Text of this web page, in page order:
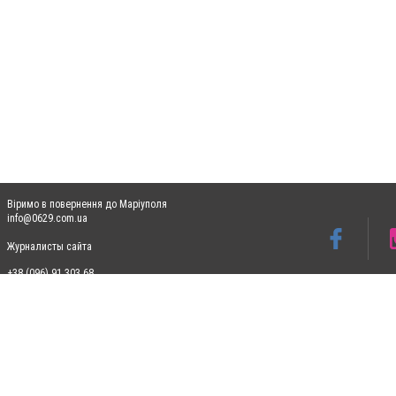
Віримо в повернення до Маріуполя
info@0629.com.ua
Журналисты сайта
+38 (096) 91 303 68